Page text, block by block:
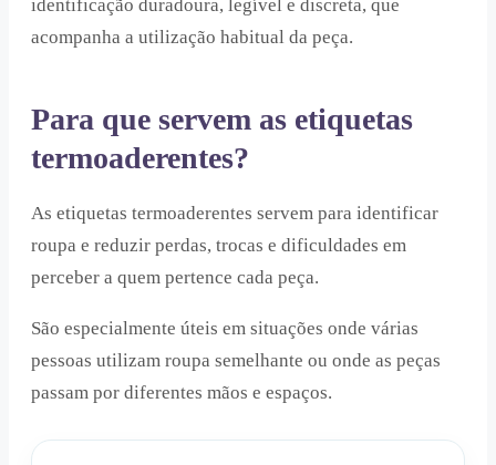
identificação duradoura, legível e discreta, que
acompanha a utilização habitual da peça.
Para que servem as etiquetas
termoaderentes?
As etiquetas termoaderentes servem para identificar
roupa e reduzir perdas, trocas e dificuldades em
perceber a quem pertence cada peça.
São especialmente úteis em situações onde várias
pessoas utilizam roupa semelhante ou onde as peças
passam por diferentes mãos e espaços.